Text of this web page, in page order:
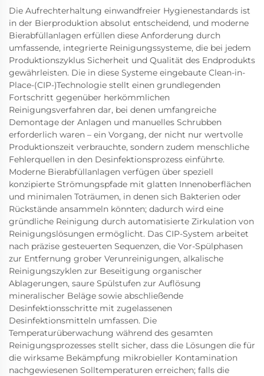
Die Aufrechterhaltung einwandfreier Hygienestandards ist
in der Bierproduktion absolut entscheidend, und moderne
Bierabfüllanlagen erfüllen diese Anforderung durch
umfassende, integrierte Reinigungssysteme, die bei jedem
Produktionszyklus Sicherheit und Qualität des Endprodukts
gewährleisten. Die in diese Systeme eingebaute Clean-in-
Place-(CIP-)Technologie stellt einen grundlegenden
Fortschritt gegenüber herkömmlichen
Reinigungsverfahren dar, bei denen umfangreiche
Demontage der Anlagen und manuelles Schrubben
erforderlich waren – ein Vorgang, der nicht nur wertvolle
Produktionszeit verbrauchte, sondern zudem menschliche
Fehlerquellen in den Desinfektionsprozess einführte.
Moderne Bierabfüllanlagen verfügen über speziell
konzipierte Strömungspfade mit glatten Innenoberflächen
und minimalen Toträumen, in denen sich Bakterien oder
Rückstände ansammeln könnten; dadurch wird eine
gründliche Reinigung durch automatisierte Zirkulation von
Reinigungslösungen ermöglicht. Das CIP-System arbeitet
nach präzise gesteuerten Sequenzen, die Vor-Spülphasen
zur Entfernung grober Verunreinigungen, alkalische
Reinigungszyklen zur Beseitigung organischer
Ablagerungen, saure Spülstufen zur Auflösung
mineralischer Beläge sowie abschließende
Desinfektionsschritte mit zugelassenen
Desinfektionsmitteln umfassen. Die
Temperaturüberwachung während des gesamten
Reinigungsprozesses stellt sicher, dass die Lösungen die für
die wirksame Bekämpfung mikrobieller Kontamination
nachgewiesenen Solltemperaturen erreichen; falls die